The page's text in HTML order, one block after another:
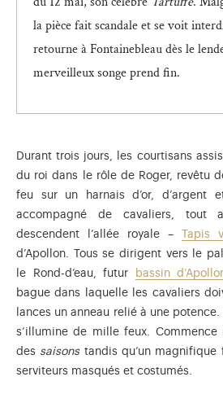
la pièce fait scandale et se voit
retourne à Fontainebleau dès le
merveilleux songe prend fin.
Durant trois jours, les courtisans
du roi dans le rôle de Roger, revêtu
feu sur un harnais d’or, d’argent
accompagné de cavaliers, tout
descendent l’allée royale –
Tapis
d’Apollon. Tous se dirigent vers le
le Rond-d’eau, futur
bassin
bague dans laquelle les cavaliers
lances un anneau relié à une
s’illumine de mille feux.
des saisonstandis qu’un magnifique
serviteurs masqués et costumés.